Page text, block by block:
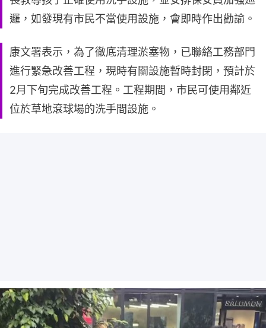
邏，如發現有市民不當使用設施，會即時作出勸諭。
康文署表示，為了徹底清理淤塞物，已聯絡工務部門
進行緊急改善工程，現時有關設施暫時封閉，預計於
2月下旬完成改善工程。工程期間，市民可使用鄰近
位於草地滾球場的洗手間設施。